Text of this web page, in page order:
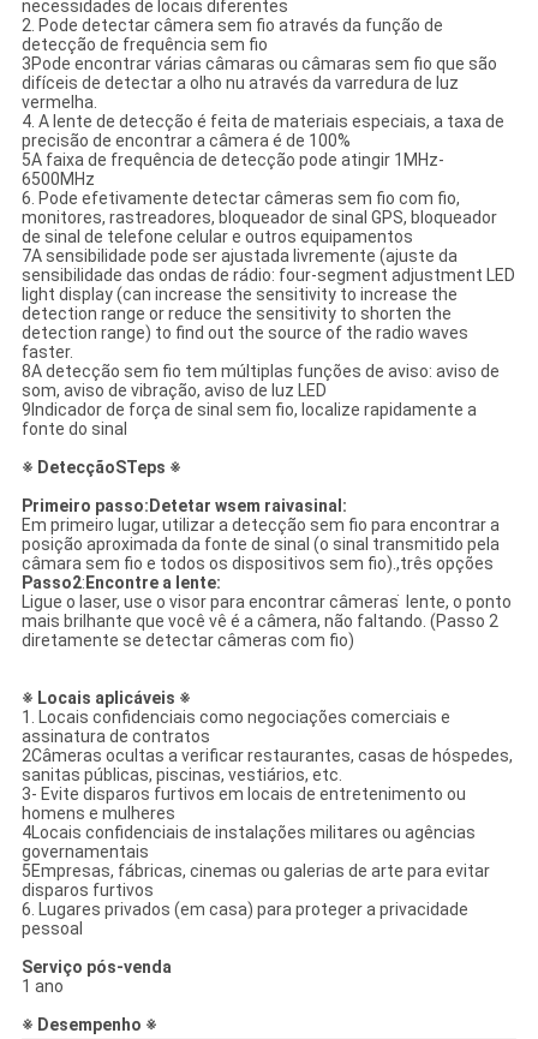
necessidades de locais diferentes
2. Pode detectar câmera sem fio através da função de
detecção de frequência sem fio
3Pode encontrar várias câmaras ou câmaras sem fio que são
difíceis de detectar a olho nu através da varredura de luz
vermelha.
4. A lente de detecção é feita de materiais especiais, a taxa de
precisão de encontrar a câmera é de 100%
5A faixa de frequência de detecção pode atingir 1MHz-
6500MHz
6. Pode efetivamente detectar câmeras sem fio com fio,
monitores, rastreadores, bloqueador de sinal GPS, bloqueador
de sinal de telefone celular e outros equipamentos
7A sensibilidade pode ser ajustada livremente (ajuste da
sensibilidade das ondas de rádio: four-segment adjustment LED
light display (can increase the sensitivity to increase the
detection range or reduce the sensitivity to shorten the
detection range) to find out the source of the radio waves
faster.
8A detecção sem fio tem múltiplas funções de aviso: aviso de
som, aviso de vibração, aviso de luz LED
9Indicador de força de sinal sem fio, localize rapidamente a
fonte do sinal
※ DetecçãoSTeps ※
Primeiro passo: Detetar wsem raivasinal:
Em primeiro lugar, utilizar a detecção sem fio para encontrar a
posição aproximada da fonte de sinal (o sinal transmitido pela
câmara sem fio e todos os dispositivos sem fio).,três opções
Passo2: Encontre a lente:
Ligue o laser, use o visor para encontrar câmeras ̇ lente, o ponto
mais brilhante que você vê é a câmera, não faltando. (Passo 2
diretamente se detectar câmeras com fio)
※ Locais aplicáveis ※
1. Locais confidenciais como negociações comerciais e
assinatura de contratos
2Câmeras ocultas a verificar restaurantes, casas de hóspedes,
sanitas públicas, piscinas, vestiários, etc.
3- Evite disparos furtivos em locais de entretenimento ou
homens e mulheres
4Locais confidenciais de instalações militares ou agências
governamentais
5Empresas, fábricas, cinemas ou galerias de arte para evitar
disparos furtivos
6. Lugares privados (em casa) para proteger a privacidade
pessoal
Serviço pós-venda
1 ano
※ Desempenho ※